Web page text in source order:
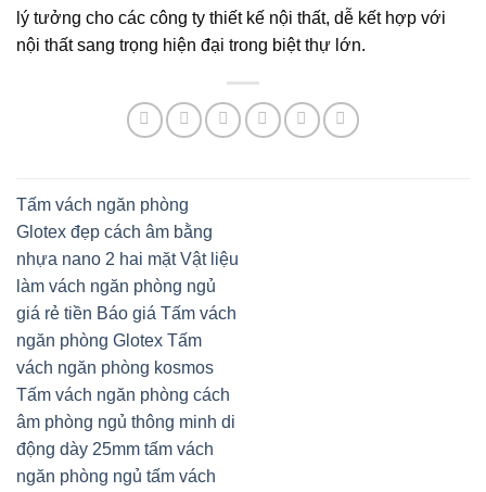
lý tưởng cho các công ty thiết kế nội thất, dễ kết hợp với
nội thất sang trọng hiện đại trong biệt thự lớn.
Tấm vách ngăn phòng
Glotex đẹp cách âm bằng
nhựa nano 2 hai mặt Vật liệu
làm vách ngăn phòng ngủ
giá rẻ tiền Báo giá Tấm vách
ngăn phòng Glotex Tấm
vách ngăn phòng kosmos
Tấm vách ngăn phòng cách
âm phòng ngủ thông minh di
động dày 25mm tấm vách
ngăn phòng ngủ tấm vách